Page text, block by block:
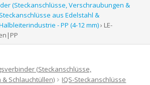
(Steckanschlüsse, Verschraubungen &
aus Edelstahl &
- PP (4-12 mm)› LE-
(Steckanschlüsse,
Schlauchtüllen)
IQS-Steckanschlüsse